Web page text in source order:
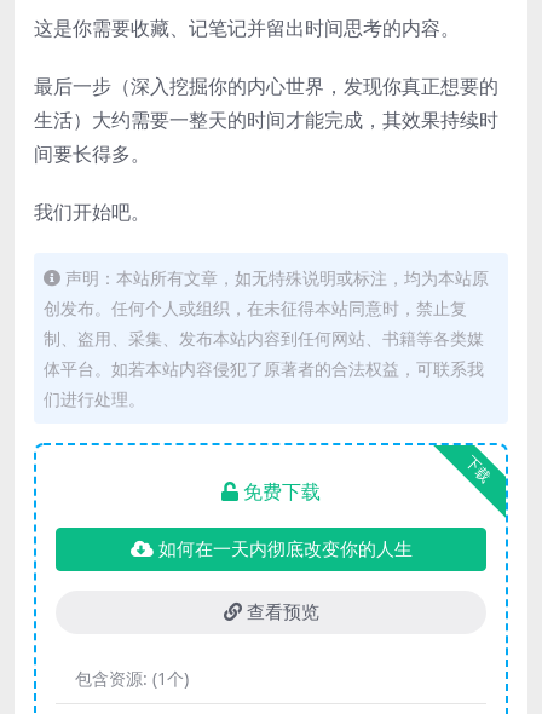
这是你需要收藏、记笔记并留出时间思考的内容。
最后一步（深入挖掘你的内心世界，发现你真正想要的
生活）大约需要一整天的时间才能完成，其效果持续时
间要长得多。
我们开始吧。
声明：本站所有文章，如无特殊说明或标注，均为本站原
创发布。任何个人或组织，在未征得本站同意时，禁止复
制、盗用、采集、发布本站内容到任何网站、书籍等各类媒
体平台。如若本站内容侵犯了原著者的合法权益，可联系我
们进行处理。
下载
免费下载
如何在一天内彻底改变你的人生
查看预览
包含资源: (1个)